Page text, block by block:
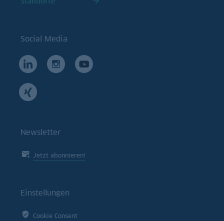
Social Media
Newsletter
Jetzt abonnieren!
Einstellungen
Cookie Consent